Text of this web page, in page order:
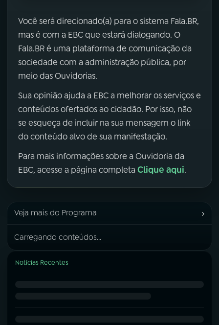
Você será direcionado(a) para o sistema Fala.BR,
mas é com a EBC que estará dialogando. O
Fala.BR é uma plataforma de comunicação da
sociedade com a administração pública, por
meio das Ouvidorias.
Sua opinião ajuda a EBC a melhorar os serviços e
conteúdos ofertados ao cidadão. Por isso, não
se esqueça de incluir na sua mensagem o link
do conteúdo alvo de sua manifestação.
Para mais informações sobre a Ouvidoria da
EBC, acesse a página completa Clique aqui.
Veja mais do Programa ›
Carregando conteúdos...
Notícias Recentes